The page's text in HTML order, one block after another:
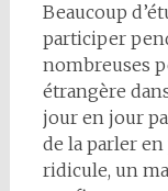
Beaucoup
participer
nombreuses
étrangère
jour en jour
de la parler
ridicule, un